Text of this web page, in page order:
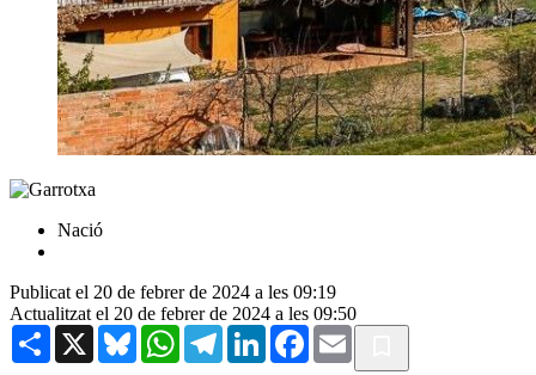
Nació
Publicat el 20 de febrer de 2024 a les 09:19
Actualitzat el 20 de febrer de 2024 a les 09:50
Share X BlueskyWhatsAppTelegramLinkedInFacebook
Email